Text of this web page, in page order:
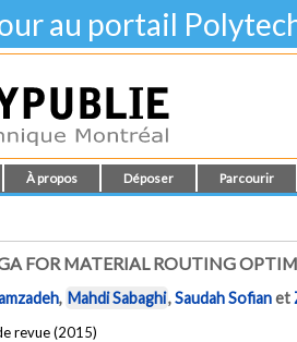
au portail
À propos Déposer Parcourir
FOR MATERIAL ROUTING
, Mahdi Sabaghi,Saudah Sofianet
revue (2015)